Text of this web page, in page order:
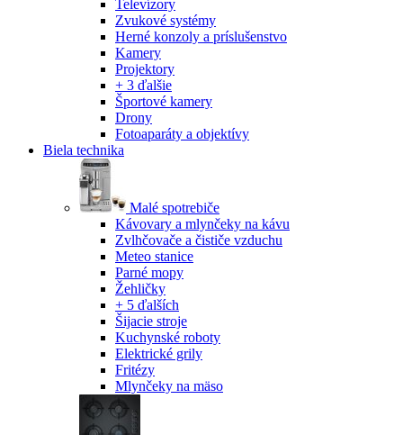
Televízory
Zvukové systémy
Herné konzoly a príslušenstvo
Kamery
Projektory
+ 3 ďalšie
Športové kamery
Drony
Fotoaparáty a objektívy
Biela technika
Malé spotrebiče
Kávovary a mlynčeky na kávu
Zvlhčovače a čističe vzduchu
Meteo stanice
Parné mopy
Žehličky
+ 5 ďalších
Šijacie stroje
Kuchynské roboty
Elektrické grily
Fritézy
Mlynčeky na mäso